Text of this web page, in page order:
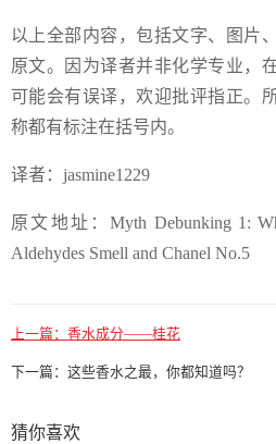
以上全部内容，包括文字、图片
原文。因为译者并非化学专业，
可能会有误译，欢迎批评指正。
称都有标注在括号内。
译者：jasmine1229
原文地址：Myth Debunking 1:
Aldehydes Smell and Chanel No.5
上一篇： 香水成分——桂花
下一篇： 这些香水之最，你都知道吗？
猜你喜欢